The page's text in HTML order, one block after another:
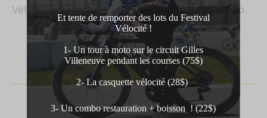
Vélocité pour vous partager leur passion du vélo.
Décathlon
Et tente de remporter des lots du Festival
Vélocité !
1- Un tour à moto sur le circuit Gilles
Villeneuve pendant les courses (75$)
2- La casquette vélocité (28$)
3- Un combo restauration + boisson ! (22$)